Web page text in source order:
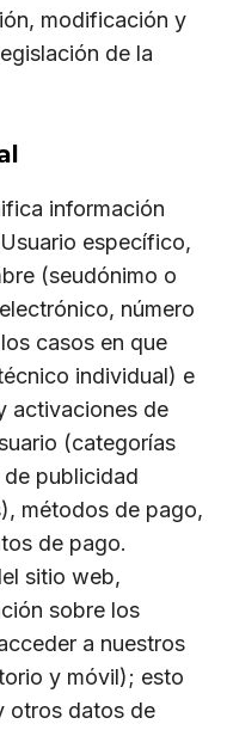
modificación y
de la
información
específico,
(seudónimo o
número
casos en que
individual) e
activaciones de
(categorías
publicidad
métodos de pago,
de pago.
sitio web,
sobre los
a nuestros
y móvil); esto
otros datos de